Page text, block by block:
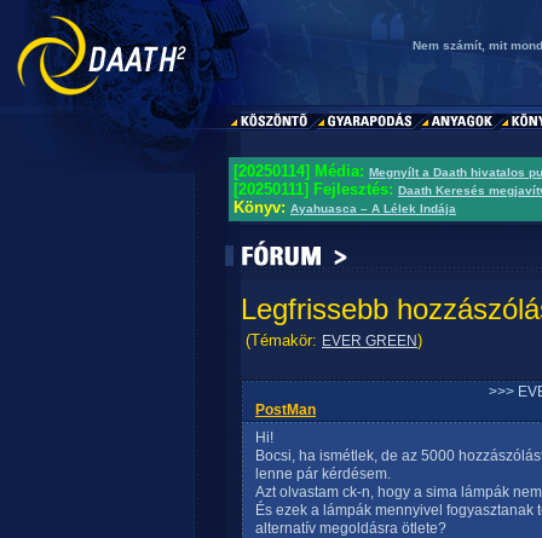
Nem számít, mit
[20250114] Média: Megnyílt a Daath hivatalos
[20250111] Fejlesztés: Daath Keresés
Könyv: Ayahuasca – A Lélek Indája
Legfrissebb
(Témakör: EVER GREEN)
>>>
PostMan
Hi!
Bocsi, ha ismétlek, de az 5000
lenne pár kérdésem.
Azt olvastam ck-n, hogy a sima lámpák
És ezek a lámpák mennyivel
alternatív megoldásra ötlete?